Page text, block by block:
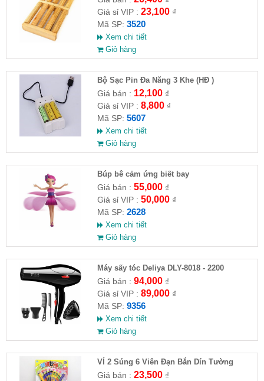
Giá sỉ VIP : 23,100₫
Mã SP: 3520
Xem chi tiết
Giỏ hàng
Bộ Sạc Pin Đa Năng 3 Khe (HĐ )
Giá bán : 12,100₫
Giá sỉ VIP : 8,800₫
Mã SP: 5607
Xem chi tiết
Giỏ hàng
​Búp bê cảm ứng biết bay
Giá bán : 55,000₫
Giá sỉ VIP : 50,000₫
Mã SP: 2628
Xem chi tiết
Giỏ hàng
Máy sấy tóc Deliya DLY-8018 - 2200
Giá bán : 94,000₫
Giá sỉ VIP : 89,000₫
Mã SP: 9356
Xem chi tiết
Giỏ hàng
VỈ 2 Súng 6 Viên Đạn Bắn Dín Tường
Giá bán : 23,500₫